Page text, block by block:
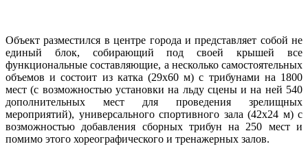
Объект разместился в центре города и представляет собой не
единый блок, собирающий под своей крышей все
функциональные составляющие, а несколько самостоятельных
объемов и состоит из катка (29х60 м) с трибунами на 1800
мест (с возможностью установки на льду сцены и на ней 540
дополнительных мест для проведения зрелищных
мероприятий), универсального спортивного зала (42х24 м) с
возможностью добавления сборных трибун на 250 мест и
помимо этого хореографического и тренажерных залов.